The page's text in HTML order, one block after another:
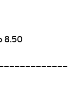
8.50